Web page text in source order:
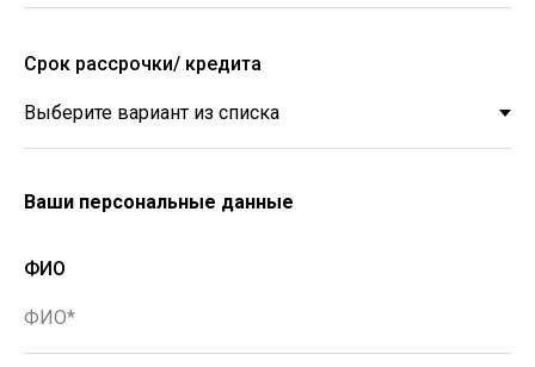
Срок рассрочки/ кредита
Ваши персональные данные
ФИО
ФИО*